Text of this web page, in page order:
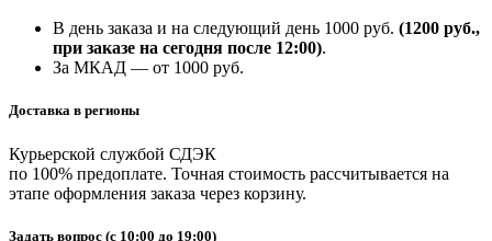
В день заказа и на следующий день 1000 руб. (1200 руб.,
при заказе на сегодня после 12:00).
За МКАД — от 1000 руб.
Доставка в регионы
Курьерской службой СДЭК
по 100% предоплате. Точная стоимость рассчитывается на
этапе оформления заказа через корзину.
Задать вопрос (с 10:00 до 19:00)